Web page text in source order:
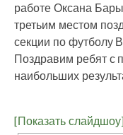
работе Оксана
третьим местом
секции по футболу
Поздравим ребят с
наибольших
[Показать